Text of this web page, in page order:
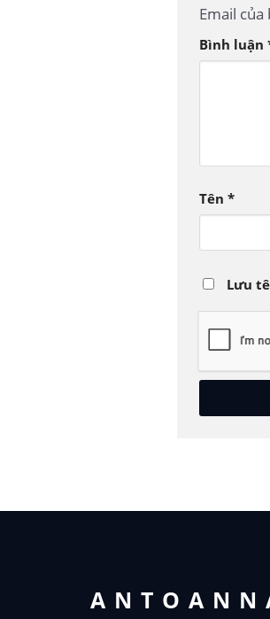
Email
Bình luận
Tên *
Lưu